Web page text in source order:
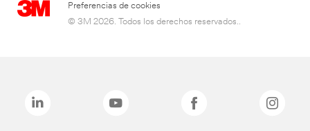
Preferencias de cookies
© 3M 2026. Todos los derechos reservados..